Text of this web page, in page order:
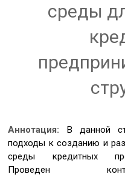
среды
Аннотация: В данной
подходы к созданию и
среды кредитных
Проведен